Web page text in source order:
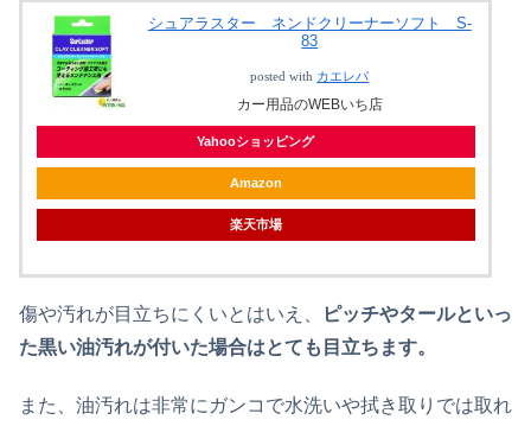
シュアラスター ネンドクリーナーソフト S-
83
posted with カエレバ
カー用品のWEBいち店
Yahooショッピング
Amazon
楽天市場
傷や汚れが目立ちにくいとはいえ、
ピッチやタールといっ
た黒い油汚れが付いた場合はとても目立ちます。
また、油汚れは非常にガンコで水洗いや拭き取りでは取れ